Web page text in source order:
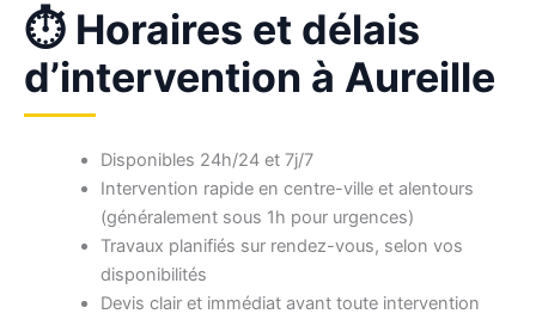
⏱ Horaires et délais
d’intervention à Aureille
Disponibles 24h/24 et 7j/7
Intervention rapide en centre-ville et alentours
(généralement sous 1h pour urgences)
Travaux planifiés sur rendez-vous, selon vos
disponibilités
Devis clair et immédiat avant toute intervention